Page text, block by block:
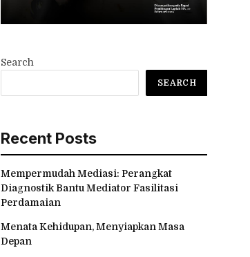
Search
SEARCH
Recent Posts
Mempermudah Mediasi: Perangkat
Diagnostik Bantu Mediator Fasilitasi
Perdamaian
Menata Kehidupan, Menyiapkan Masa
Depan